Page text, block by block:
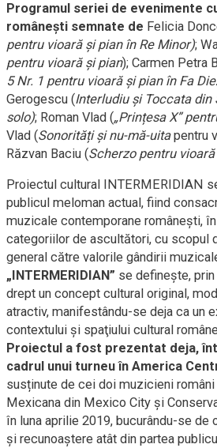
Programul seriei de evenimente
românești semnate de Felicia
pentru vioară și pian în Re Minor);
pentru vioară și pian); Carmen Petra
5 Nr. 1 pentru vioară și pian în Fa
Gerogescu (Interludiu și Toccata din
solo); Roman Vlad („Prințesa X”
Vlad (Sonorități și nu-mă-uitapentru
Răzvan Baciu (Scherzo pentru
Proiectul cultural INTERMERIDIAN
publicul meloman actual, fiind
muzicale contemporane românești,
categoriilor de ascultători, cu scopul
general către valorile gândirii
„INTERMERIDIAN” se definește,
drept un concept cultural original,
atractiv, manifestându-se deja ca un
contextului și spaţiului cultural
Proiectul a fost prezentat deja,
cadrul unui turneu în America
susținute de cei doi muzicieni români
Mexicana din Mexico City și
în luna aprilie 2019, bucurându-se
și recunoaștere atât din partea